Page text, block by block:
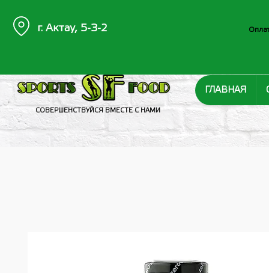
СОВЕРШЕНСТВУЙСЯ ВМЕСТЕ С НАМИ
ГЛАВНАЯ
г. Актау, 5-3-2